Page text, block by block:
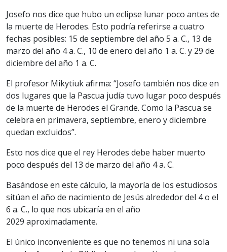
Josefo nos dice que hubo un eclipse lunar poco antes de
la muerte de Herodes. Esto podría referirse a cuatro
fechas posibles: 15 de septiembre del año 5 a. C., 13 de
marzo del año 4 a. C., 10 de enero del año 1 a. C. y 29 de
diciembre del año 1 a. C.
El profesor Mikytiuk afirma: “Josefo también nos dice en
dos lugares que la Pascua judía tuvo lugar poco después
de la muerte de Herodes el Grande. Como la Pascua se
celebra en primavera, septiembre, enero y diciembre
quedan excluidos”.
Esto nos dice que el rey Herodes debe haber muerto
poco después del 13 de marzo del año 4 a. C.
Basándose en este cálculo, la mayoría de los estudiosos
sitúan el año de nacimiento de Jesús alrededor del 4 o el
6 a. C., lo que nos ubicaría en el año
2029 aproximadamente.
El único inconveniente es que no tenemos ni una sola